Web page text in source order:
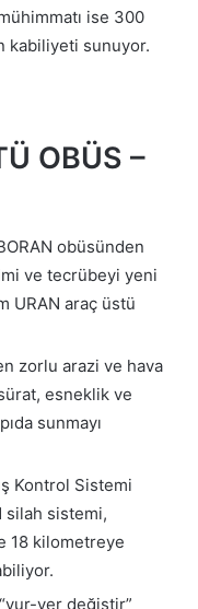
ise 300
kabiliyeti sunuyor.
OBÜS –
obüsünden
ve tecrübeyi yeni
URAN araç üstü
zorlu arazi ve hava
esneklik ve
sunmayı
Kontrol Sistemi
silah sistemi,
18 kilometreye
yer değiştir”